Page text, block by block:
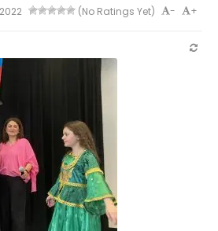
(No Ratings Yet) +
-